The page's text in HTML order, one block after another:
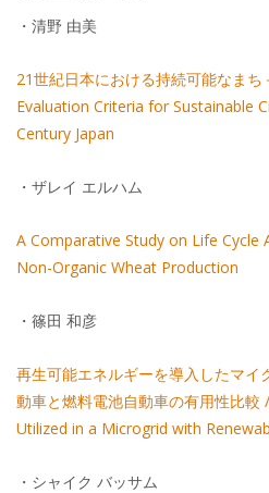
・清野 由美
21世紀日本における持続可能なま
Evaluation Criteria for Sustainable
Century Japan
・ザレイ エルハム
A Comparative Study on Life Cycle
Non-Organic Wheat Production
・篠田 和彦
再生可能エネルギーを導入したマイ
動車と燃料電池自動車の有用性比
Utilized in a Microgrid with
・シャイク バッサム